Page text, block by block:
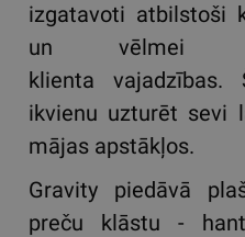
izgatavoti atbilstoši
un vēlmei
klienta vajadzības.
ikvienu uzturēt sevi
mājas apstākļos.
Gravity piedāvā
preču klāstu -